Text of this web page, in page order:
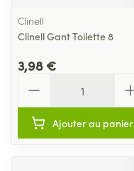
Clinell
Clinell Gant Toilette 8
3,98 €
Ajouter au panier